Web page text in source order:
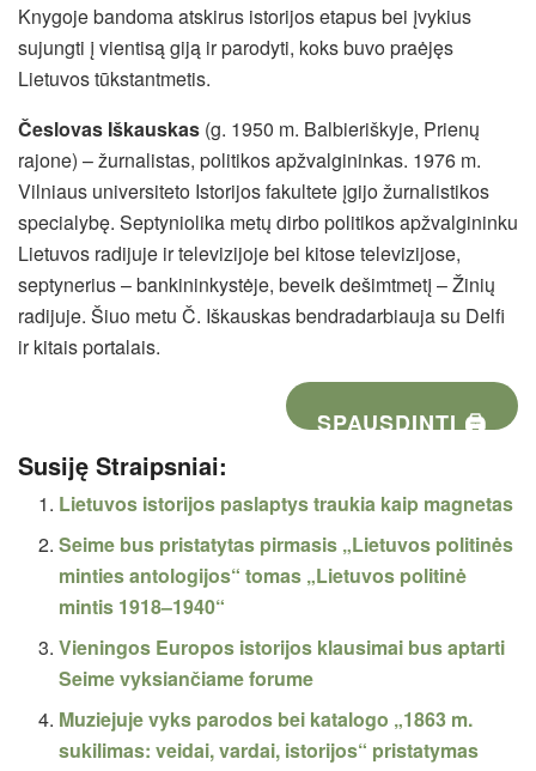
Knygoje bandoma atskirus istorijos etapus bei įvykius
sujungti į vientisą giją ir parodyti, koks buvo praėjęs
Lietuvos tūkstantmetis.
Česlovas Iškauskas (g. 1950 m. Balbieriškyje, Prienų
rajone) – žurnalistas, politikos apžvalgininkas. 1976 m.
Vilniaus universiteto Istorijos fakultete įgijo žurnalistikos
specialybę. Septyniolika metų dirbo politikos apžvalgininku
Lietuvos radijuje ir televizijoje bei kitose televizijose,
septynerius – bankininkystėje, beveik dešimtmetį – Žinių
radijuje. Šiuo metu Č. Iškauskas bendradarbiauja su Delfi
ir kitais portalais.
SPAUSDINTI 🖨
Susiję Straipsniai:
Lietuvos istorijos paslaptys traukia kaip magnetas
Seime bus pristatytas pirmasis „Lietuvos politinės
minties antologijos“ tomas „Lietuvos politinė
mintis 1918–1940“
Vieningos Europos istorijos klausimai bus aptarti
Seime vyksiančiame forume
Muziejuje vyks parodos bei katalogo „1863 m.
sukilimas: veidai, vardai, istorijos“ pristatymas